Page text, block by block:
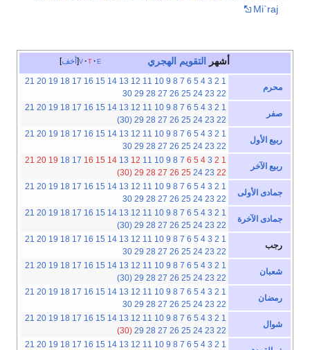
Mi`raj
أخف v t e أشهر التقويم الهجري
محرم
1
2
3
4
5
6
7
8
9
10
11
12
13
14
15
16
17
18
19
20
21
22
23
24
25
26
27
28
29
30
صفر
1
2
3
4
5
6
7
8
9
10
11
12
13
14
15
16
17
18
19
20
21
22
23
24
25
26
27
28
29
(30)
ربيع الأول
1
2
3
4
5
6
7
8
9
10
11
12
13
14
15
16
17
18
19
20
21
22
23
24
25
26
27
28
29
30
ربيع الآخر
1
2
3
4
5
6
7
8
9
10
11
12
13
14
15
16
17
18
19
20
21
22
23
24
25
26
27
28
29
(30)
جمادى الأولى
1
2
3
4
5
6
7
8
9
10
11
12
13
14
15
16
17
18
19
20
21
22
23
24
25
26
27
28
29
30
جمادى الآخرة
1
2
3
4
5
6
7
8
9
10
11
12
13
14
15
16
17
18
19
20
21
22
23
24
25
26
27
28
29
(30)
رجب
1
2
3
4
5
6
7
8
9
10
11
12
13
14
15
16
17
18
19
20
21
22
23
24
25
26
27
28
29
30
شعبان
1
2
3
4
5
6
7
8
9
10
11
12
13
14
15
16
17
18
19
20
21
22
23
24
25
26
27
28
29
(30)
رمضان
1
2
3
4
5
6
7
8
9
10
11
12
13
14
15
16
17
18
19
20
21
22
23
24
25
26
27
28
29
30
شوال
1
2
3
4
5
6
7
8
9
10
11
12
13
14
15
16
17
18
19
20
21
22
23
24
25
26
27
28
29
(30)
1
2
3
4
5
6
7
8
9
10
11
12
13
14
15
16
17
18
19
20
21